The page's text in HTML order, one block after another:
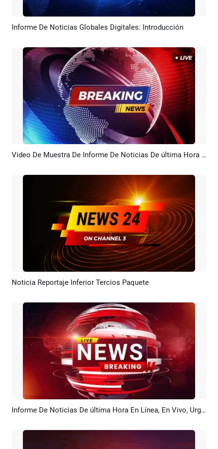
Previsualizar Personalizar
Informe De Noticias Globales Digitales: Introducción
Previsualizar Crear IA Video De Muestra De Informe De Noticias De última Hora En Vivo
Previsualizar Crear IA
Noticia Reportaje Inferior Tercios Paquete
Previsualizar Crear IA Informe De Noticias De última Hora En Línea, En Vivo, Urgencia, YouTube, Introducción Y Cierre